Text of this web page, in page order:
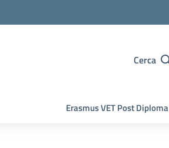
Cerca
Erasmus VET Post Diploma